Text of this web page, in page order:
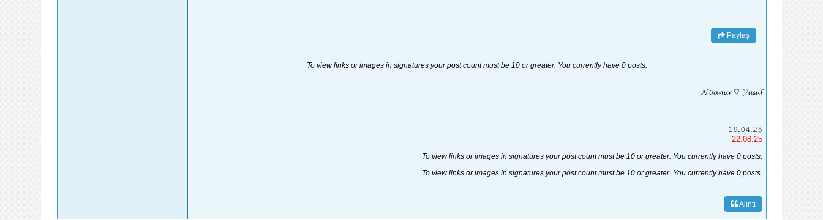
Paylaş
To view links or images in signatures your post count must be 10 or greater. You currently have 0 posts.
𝓝𝓲𝓼𝓪𝓷𝓾𝓻 ♡ 𝓨𝓾𝓼𝓾𝓯
𝟷𝟿.𝟶𝟺.𝟸𝟻
22.08.25
To view links or images in signatures your post count must be 10 or greater. You currently have 0 posts.
To view links or images in signatures your post count must be 10 or greater. You currently have 0 posts.
Alıntı